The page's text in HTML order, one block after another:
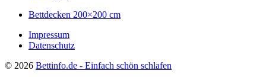
Bettdecken 200×200 cm
Impressum
Datenschutz
© 2026 Bettinfo.de - Einfach schön schlafen